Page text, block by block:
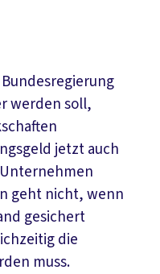
werden soll,
jetzt auch
geht nicht, wenn
gesichert
die
muss.